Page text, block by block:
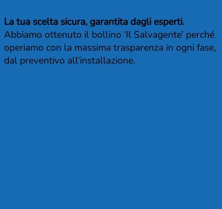
La tua scelta sicura, garantita dagli esperti.
Abbiamo ottenuto il bollino ‘Il Salvagente’ perché
operiamo con la massima trasparenza in ogni fase,
dal preventivo all’installazione.